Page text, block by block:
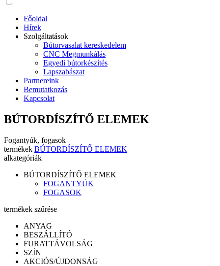
Főoldal
Hírek
Szolgáltatások
Bútorvasalat kereskedelem
CNC Megmunkálás
Egyedi bútorkészítés
Lapszabászat
Partnereink
Bemutatkozás
Kapcsolat
BÚTORDÍSZÍTŐ ELEMEK
Fogantyúk, fogasok
termékek BÚTORDÍSZÍTŐ ELEMEK
alkategóriák
BÚTORDÍSZÍTŐ ELEMEK
FOGANTYÚK
FOGASOK
termékek szűrése
ANYAG
BESZÁLLÍTÓ
FURATTÁVOLSÁG
SZÍN
AKCIÓS/ÚJDONSÁG